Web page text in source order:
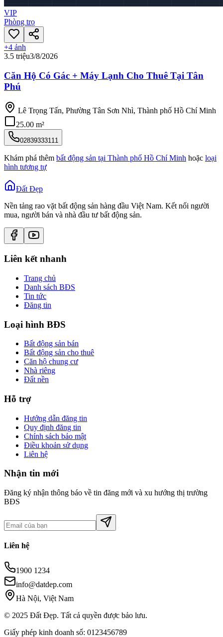
VIP
Phòng trọ
+4 ảnh
3.5 triệu3/8/2026
Căn Hộ Có Gác + Máy Lạnh Cho Thuê Tại Tân
Phú
Lê Trọng Tấn, Phường Tân Sơn Nhì, Thành phố Hồ Chí Minh
25.00 m²
02839333111
Khám phá thêm bất động sản tại Thành phố Hồ Chí Minh hoặc loại
hình tương tự
Đất Đẹp
Nền tảng rao vặt bất động sản hàng đầu Việt Nam. Kết nối người
mua, người bán và nhà đầu tư bất động sản.
Liên kết nhanh
Trang chủ
Danh sách BĐS
Tin tức
Đăng tin
Loại hình BĐS
Bất động sản bán
Bất động sản cho thuê
Căn hộ chung cư
Nhà riêng
Đất nền
Hỗ trợ
Hướng dẫn đăng tin
Quy định đăng tin
Chính sách bảo mật
Điều khoản sử dụng
Liên hệ
Nhận tin mới
Đăng ký nhận thông báo về tin đăng mới và xu hướng thị trường
BĐS
Liên hệ
1900 1234
info@datdep.com
Hà Nội, Việt Nam
© 2025 Đất Đẹp. Tất cả quyền được bảo lưu.
Giấy phép kinh doanh số: 0123456789